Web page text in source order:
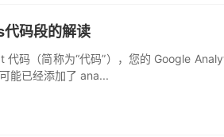
码段的解读
码（简称为“代码”），您的 Google
能已经添加了 ana...